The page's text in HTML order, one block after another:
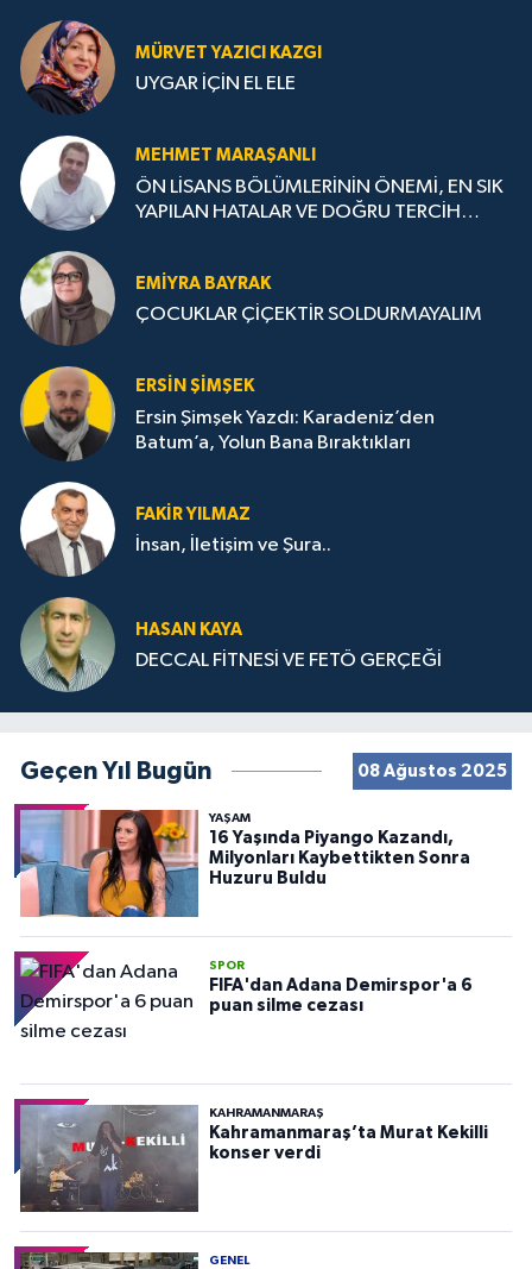
MÜRVET YAZICI KAZGI
UYGAR İÇİN EL ELE
MEHMET MARAŞANLI
ÖN LİSANS BÖLÜMLERİNİN ÖNEMİ, EN SIK
YAPILAN HATALAR VE DOĞRU TERCİH
EMIYRA BAYRAK
ÇOCUKLAR ÇİÇEKTİR SOLDURMAYALIM
ERSIN ŞIMŞEK
Ersin Şimşek Yazdı: Karadeniz’den
Batum’a, Yolun Bana Bıraktıkları
FAKIR YILMAZ
İnsan, İletişim ve Şura..
HASAN KAYA
DECCAL FİTNESİ VE FETÖ GERÇEĞİ
Geçen Yıl Bugün 08 Ağustos 2025
YAŞAM
16 Yaşında Piyango Kazandı,
Milyonları Kaybettikten Sonra
Huzuru Buldu
SPOR
FIFA'dan Adana Demirspor'a 6
puan silme cezası
KAHRAMANMARAŞ
Kahramanmaraş’ta Murat Kekilli
konser verdi
GENEL